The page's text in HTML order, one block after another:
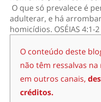
O que só prevalece é
adulterar, e há
homicídios. OSÉIAS 4:1-2
O conteúdo deste
não têm ressalvas
em outros canais,
créditos.